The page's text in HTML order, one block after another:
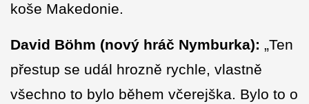
koše Makedonie.
David Böhm (nový hráč Nymburka): „Ten
přestup se udál hrozně rychle, vlastně
všechno to bylo během včerejška. Bylo to o